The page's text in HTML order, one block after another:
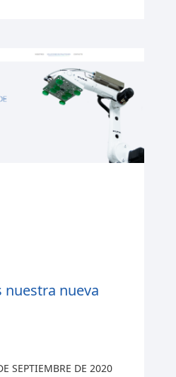
nuestra nueva
SEPTIEMBRE DE 2020